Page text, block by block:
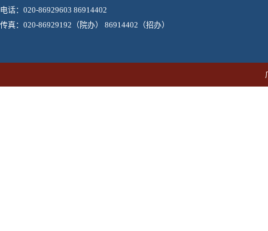
电话：020-86929603 86914402
传真：020-86929192（院办） 86914402（招办）